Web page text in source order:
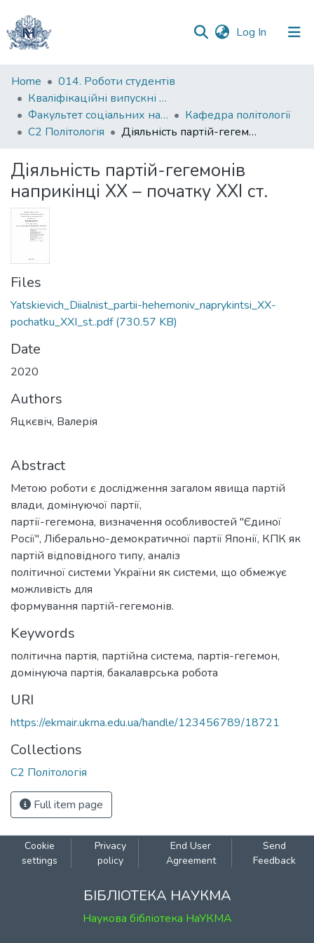
Log In (current)
Communities
&
Collections
Statistics
Home
014. Роботи студентів
Кваліфікаційні випускні роботи здобувачів вищої освіти бакалаврських програм
Факультет соціальних наук і соціальних технологій
Кафедра політології
С2 Політологія
Діяльність партій-гегемонів наприкінці ХХ – початку ХХІ ст.
Діяльність партій-гегемонів
наприкінці ХХ – початку ХХІ ст.
Files
Yatskievich_Diialnist_partii-hehemoniv_naprykintsi_XX-
pochatku_XXI_st..pdf(730.57 KB)
Date
2020
Authors
Яцкєвіч, Валерія
Abstract
Метою роботи є дослідження загалом явища партій
влади, домінуючої партії,
партії-гегемона, визначення особливостей "Єдиної
Росії", Ліберально-демократичної партії Японії, КПК як
партій відповідного типу, аналіз
політичної системи України як системи, що обмежує
можливість для
формування партій-гегемонів.
Keywords
політична партія, партійна система, партія-гегемон,
домінуюча партія, бакалаврська робота
URI
https://ekmair.ukma.edu.ua/handle/123456789/18721
Collections
С2 Політологія
Full item page
Cookie
settings
Privacy
policy
End User
Agreement
Send
Feedback
БІБЛІОТЕКА НАУКМА
Наукова бібліотека НаУКМА